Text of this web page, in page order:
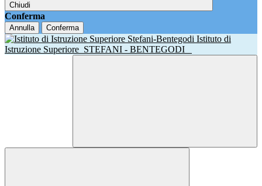
Chiudi
Conferma
Annulla Conferma
Istituto di
Istruzione Superiore STEFANI - BENTEGODI